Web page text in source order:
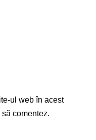
ul web în acest
comentez.